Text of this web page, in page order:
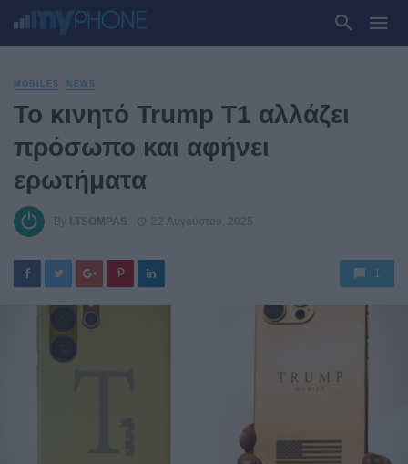
MOBILES NEWS
Το κινητό Trump T1 αλλάζει
πρόσωπο και αφήνει
ερωτήματα
By I.TSOMPAS 22 Αυγούστου, 2025
1